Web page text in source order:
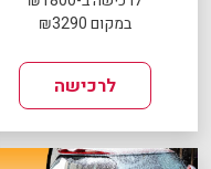
במקום ₪3290
לרכישה